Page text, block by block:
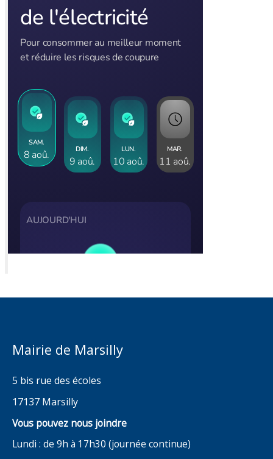
Mairie de Marsilly
5 bis rue des écoles
17137 Marsilly
Vous pouvez nous joindre
Lundi : de 9h à 17h30 (journée continue)